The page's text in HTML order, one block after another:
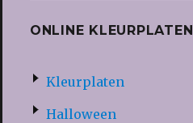
ONLINE KLEURPLATEN
Kleurplaten
Halloween